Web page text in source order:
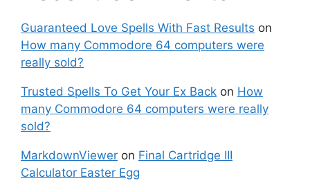
Guaranteed Love Spells With Fast Results on
How many Commodore 64 computers were
really sold?
Trusted Spells To Get Your Ex Back on How
many Commodore 64 computers were really
sold?
MarkdownViewer on Final Cartridge III
Calculator Easter Egg